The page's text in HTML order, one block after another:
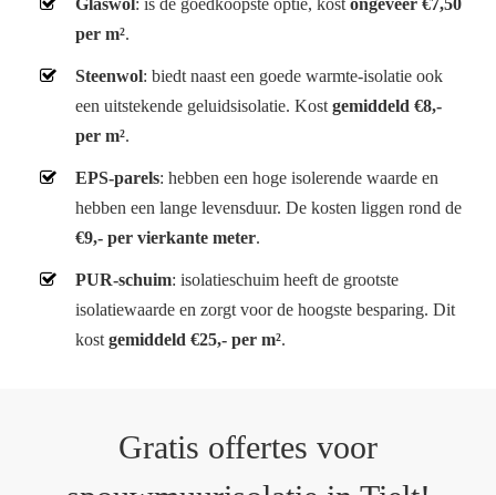
Glaswol: is de goedkoopste optie, kostongeveer €7,50
per m².
Steenwol: biedt naast een goede warmte-isolatie ook
een uitstekende geluidsisolatie. Kostgemiddeld €8,-
per m².
EPS-parels: hebben een hoge isolerende waarde en
hebben een lange levensduur. De kosten liggen rond de
€9,- per vierkante meter.
PUR-schuim: isolatieschuim heeft de grootste
isolatiewaarde en zorgt voor de hoogste besparing. Dit
kostgemiddeld €25,- per m².
Gratis offertes voor